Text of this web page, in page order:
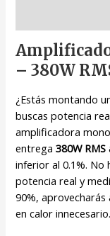
– 380W
¿Estás montando
buscas potencia
amplificadora
entrega380W
inferior al 0.1%. No
potencia real y
90%,
en calor innecesario.